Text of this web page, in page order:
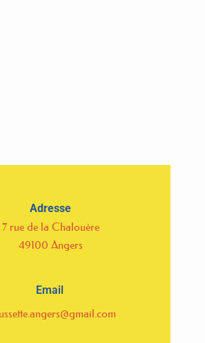
Adresse
7 rue de la Chalouère
49100 Angers
Email